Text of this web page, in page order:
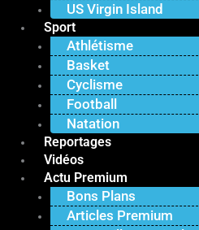
US Virgin Island
Sport
Athlétisme
Basket
Cyclisme
Football
Natation
Reportages
Vidéos
Actu Premium
Bons Plans
Articles Premium